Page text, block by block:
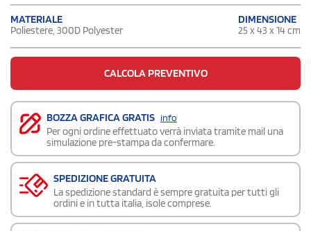
MATERIALE
Poliestere, 300D Polyester
DIMENSIONE
25 x 43 x 14 cm
CALCOLA PREVENTIVO
BOZZA GRAFICA GRATIS info
Per ogni ordine effettuato verrà inviata tramite mail una
simulazione pre-stampa da confermare.
SPEDIZIONE GRATUITA
La spedizione standard è sempre gratuita per tutti gli
ordini e in tutta italia, isole comprese.